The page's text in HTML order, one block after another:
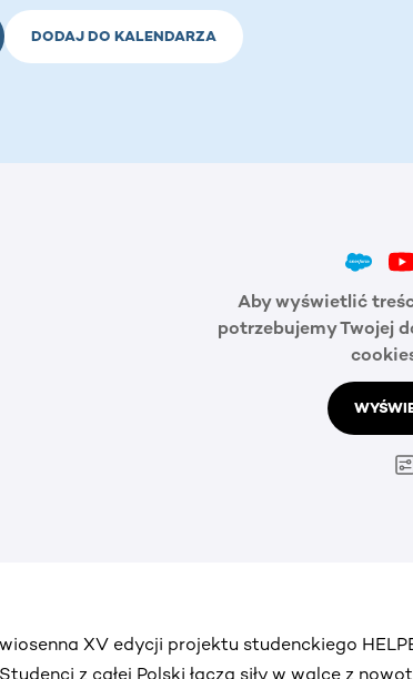
DODAJ DO KALENDARZA
Aby wyświetlić
potrzebujemy Twojej
XV edycji projektu studenckiego
z całej Polski łączą siły w walce z